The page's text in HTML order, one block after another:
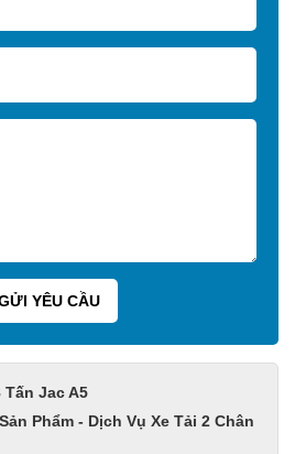
Tấn Jac A5
Phẩm - Dịch Vụ Xe Tải 2 Chân